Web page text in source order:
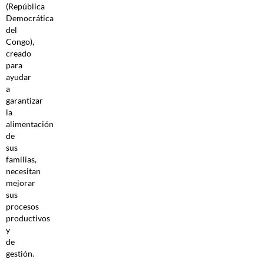
(República
Democrática
del
Congo),
creado
para
ayudar
a
garantizar
la
alimentación
de
sus
familias,
necesitan
mejorar
sus
procesos
productivos
y
de
gestión.